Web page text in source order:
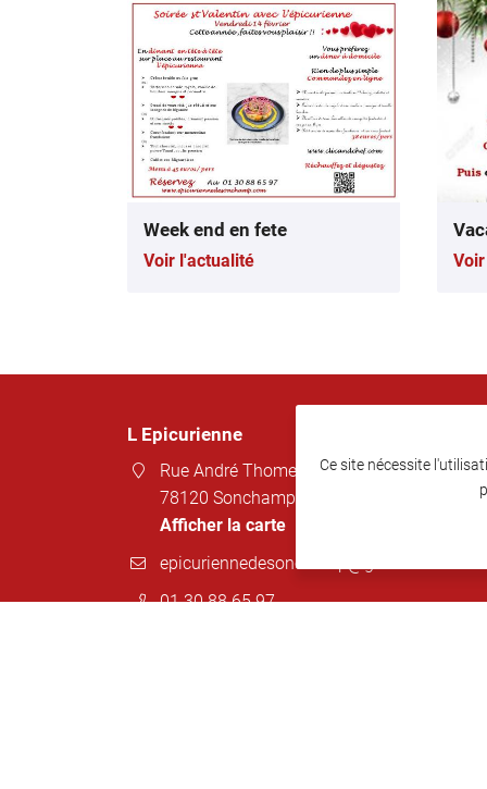
Week end en fete
Voir l'actualité
L Epicurienne
Rue André Thome
78120 Sonchamp
Afficher la carte
01 30 88 65 97
Ce site nécessite